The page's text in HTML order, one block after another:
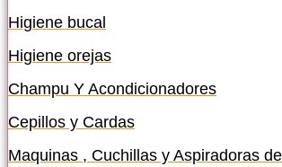
Higiene bucal
Higiene orejas
Champu Y Acondicionadores
Cepillos y Cardas
Maquinas , Cuchillas y Aspiradoras